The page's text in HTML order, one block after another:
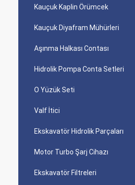
Kauçuk Kaplin Örümcek
Kauçuk Diyafram Mühürleri
Aşınma Halkası Contası
Hidrolik Pompa Conta Setleri
O Yüzük Seti
Valf İtici
Ekskavatör Hidrolik Parçaları
Motor Turbo Şarj Cihazı
Ekskavatör Filtreleri